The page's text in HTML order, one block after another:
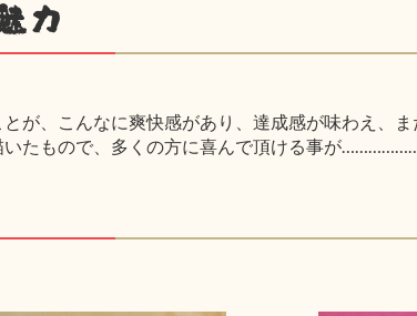
力
が、こんなに爽快感があり、達成感が味わえ、
いたもので、多くの方に喜んで頂ける事が